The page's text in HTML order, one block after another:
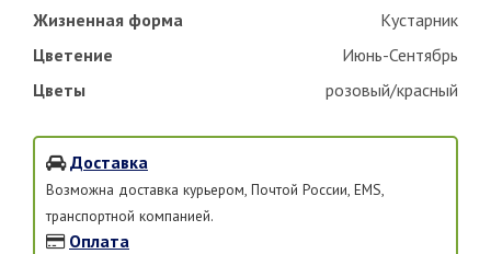
Жизненная форма
Кустарник
Цветение
Июнь-Сентябрь
Цветы
розовый/красный
Доставка
Возможна доставка курьером, Почтой России, EMS,
транспортной компанией.
Оплата